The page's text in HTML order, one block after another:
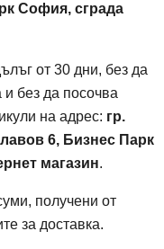
София, сграда
от 30 дни, без да
без да посочва
на адрес: гр.
6, Бизнес Парк
магазин.
получени от
за доставка.